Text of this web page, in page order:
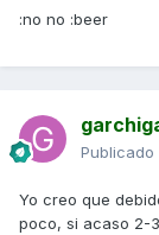
:no no :beer
Publicado
Yo creo que
poco, si acaso 2-